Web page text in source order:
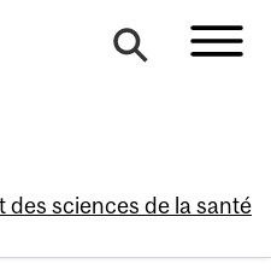
des sciences de la santé